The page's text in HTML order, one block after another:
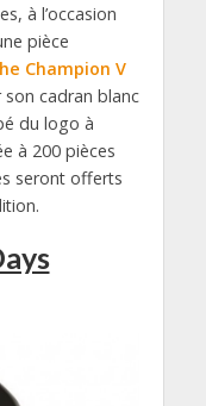
à l’occasion
pièce
Champion V
cadran blanc
du logo à
à 200 pièces
seront offerts